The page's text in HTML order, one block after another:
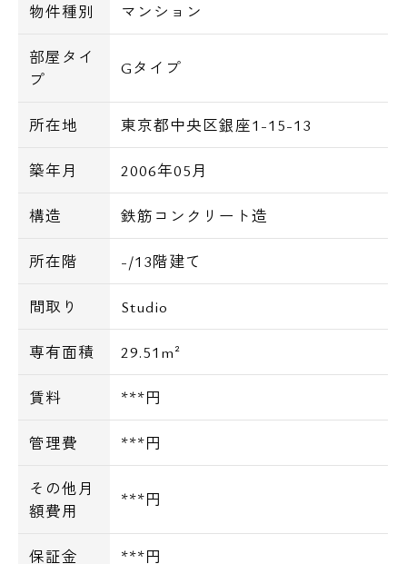
物件種別 マンション
部屋タイ
プ
Gタイプ
所在地 東京都中央区銀座1-15-13
築年月 2006年05月
構造 鉄筋コンクリート造
所在階 -/13階建て
間取り Studio
専有面積 29.51m²
賃料 ***円
管理費 ***円
その他月
額費用
***円
保証金 ***円